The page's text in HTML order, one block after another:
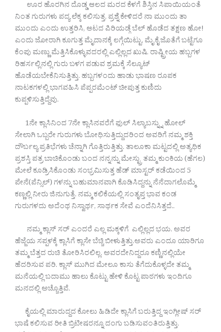
ಊರ ಹೊರಗಿನ ದೊಡ್ಡ ಆಲದ ಮರದ ಕೆಳಗೆ ಶಿಸ್ತಿನ ಸಿಪಾಯಿಯಂತೆ
ನಿಂತ ಗುರುಗಳು ಪದ್ಯ ಲೆಕ್ಕ ಕಲಿಸುತ್ತ, ಪ್ರಶ್ನೆ ಕೇಳಿದರೆ ನಾ ಮುಂದು ತಾ
ಮುಂದು ಎಂದು ಉತ್ತರಿಸಿ, ಆಟದ ಪಿರಿಯಡ್ಗೆ ಬೆಲ್ ಹೊಡೆದ ತಕ್ಷಣ ಹೋ!
ಎಂದು ಜೋರಾಗಿ ಕೂಗುತ್ತ ಮೈದಾನಕ್ಕೆ ಲಗ್ಗೆಯಿಟ್ಟು, ಮೈ ಕೈ ಜೊತೆಗೆ ಬಟ್ಟೆಗೂ
ಕೆಂಪು ಮಣ್ಣು ಮೆತ್ತಿಸಿಕೊಳ್ಳುವದರಲ್ಲಿ ಎಲ್ಲಿಲ್ಲದ ಖುಷಿ. ರಾಷ್ಟ್ರೀಯ ಹಬ್ಬಗಳ
ರಿಹರ್ಸಲ್ಲಿನಲ್ಲಿ ಗುರು ಬಳಗ ಪಡುವ ಶ್ರಮಕ್ಕೆ ಸೆಲ್ಯೂಟ್
ಹೊಡೆಯಬೇಕೆನಿಸುತ್ತಿತ್ತು. ಹಬ್ಬಗಳಂದು ಹಾಡು ಭಾಷಣ ರೂಪಕ
ನಾಟಕಗಳಲ್ಲಿ ಭಾಗವಹಿಸಿ ಪೆಪ್ಪರಮೆಂಟ್ ಚೀಪುತ್ತ ಕುಣಿದು
ಕುಪ್ಪಳಿಸುತ್ತಿದ್ದೆವು.
1ನೇ ಕ್ಲಾಸಿನಿಂದ 7ನೇ ಕ್ಲಾಸಿನವರೆಗೆ ಫುಲ್ ಸಿಲ್ಯಾಬಸ್ನ್ನು ಹೋಲ್
ಸೇಲಾಗಿ ಒಬ್ಬರೇ ಗುರುಗಳು ಬೋಧಿಸುತ್ತಿದ್ದುದರಿಂದ ಅವರಿಗೆ ನಮ್ಮ ಶಕ್ತಿ
ದೌರ್ಬಲ್ಯ ಪ್ರತಿಭೆಗಳು ಚೆನ್ನಾಗಿ ಗೊತ್ತಿರುತ್ತಿತ್ತು. ತಾಲೂಕಾ ಮಟ್ಟದಲ್ಲಿ ಅತ್ಯಧಿಕ
ಪ್ರಶಸ್ತಿ ಪತ್ರ ಬಾಚಿಕೊಂಡು ಬಂದ ನನ್ನನ್ನು ಮೇಸ್ಟ್ರು ತಮ್ಮ ಕುಂಕಿಯ (ಹೆಗಲ)
ಮೇಲೆ ಕೂಡ್ರಿಸಿಕೊಂಡು ಸಂಭ್ರಮಿಸುತ್ತ ಹೆಡ್ ಮಾಸ್ಟರ್ ಕಡೆಯಿಂದ 5
ಪೇನೆ(ಪೆನ್ಸಿಲ್) ಗಳನ್ನು ಬಹುಮಾನವಾಗಿ ಕೊಡಿಸಿದ್ದನ್ನು ನೆನೆದಾಗಲೊಮ್ಮೆ
ಕಣ್ಣಲ್ಲಿ ನೀರು ಜಿನುಗುತ್ತೆ. ನಮ್ಮ ಕಲಿಕೆಯಲ್ಲಿ ಸಂತೃಪ್ತ ಭಾವ ಕಂಡ
ಗುರುಗಳದು ಅದೆಂಥ ನಿಸ್ವಾರ್ಥ, ಸಾರ್ಥಕ ಸೇವೆ ಎಂದೆನಿಸಿತ್ತದೆ..
ನಮ್ಮ ಕ್ಲಾಸ್ ಸರ್ ಎಂದರೆ ಎಲ್ಲ ಮಕ್ಕಳಿಗೆ ಎಲ್ಲಿಲ್ಲದ ಭಯ. ಅವರ
ಹೆಜ್ಜೆಯ ಸಪ್ಪಳಕ್ಕೆ ಕ್ಲಾಸಿಗೆ ಕ್ಲಾಸೇ ಬೆಚ್ಚಿ ಬೀಳುತ್ತಿತ್ತು.ಅವರು ಎಂದೂ ಯಾರಿಗೂ
ತಮ್ಮ ಬೆತ್ತದ ರುಚಿ ತೋರಿಸಿರಲಿಲ್ಲ. ಅವರದೇನಿದ್ದರೂ ಕಣ್ಣಿನಲ್ಲಿಯೇ
ಹೆದರಿಸುವ ಪರಿ. ಕ್ಲಾಸ್ ಮುಗಿದ ಮೇಲೂ ಕಾಸು ತೆಗೆದುಕೊಳ್ಳದೇ ತಮ್ಮ
ಮನೆಯಲ್ಲಿ ಬದಾಮು ಹಾಲು ಕೊಟ್ಟು ಹೇಳಿ ಕೊಟ್ಟ ಪಾಠಗಳು ಇಂದಿಗೂ
ಮನದಲ್ಲಿ ಅಚ್ಚೊತ್ತಿವೆ.
ಕೈಯಲ್ಲಿ ಮಾರುದ್ದದ ಕೋಲು ಹಿಡಿದೇ ಕ್ಲಾಸಿಗೆ ಬರುತ್ತಿದ್ದ ಇಂಗ್ಲೀಷ್ ಸರ್
ಭಾಷೆ ಕಲಿಸುವ ರೀತಿ ಬ್ರಿಟೀಷರನ್ನೂ ದಂಗು ಬಡಿಸುವಂತಿರುತ್ತಿತ್ತು.